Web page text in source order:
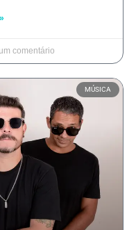
comentário
MÚSICA